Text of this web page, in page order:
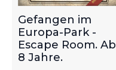
Gefangen im
Europa-Park -
Escape Room. Ab
8 Jahre.